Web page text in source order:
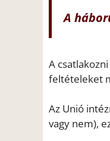
A
A
feltételeket
Az Unió
vagy nem),